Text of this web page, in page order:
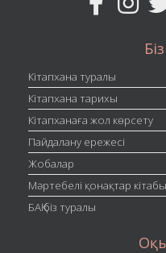
Кітапхана туралы
Кітапхана тарихы
Кітапханаға жол көрсету
Пайдалану ережесі
Жобалар
Мәртебелі қонақтар кітабы
БАҚ біз туралы